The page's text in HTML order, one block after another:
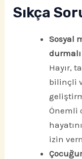
Sıkça
Sosyal
durmalı
Hayır,
bilinçli
Önemli
izin